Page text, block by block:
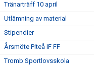
Tränarträff 10 april
Utlämning av material
Stipendier
Årsmöte Piteå IF FF
Tromb Sportlovsskola